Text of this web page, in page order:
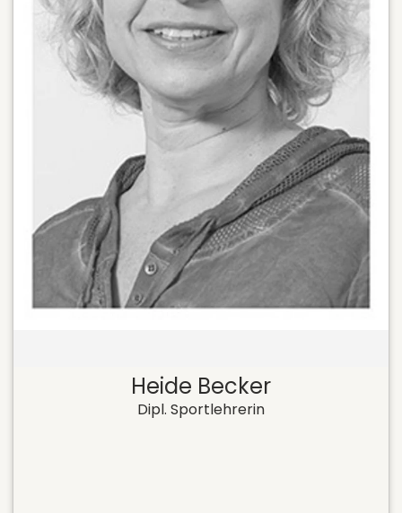
Heide Becker
Dipl. Sportlehrerin